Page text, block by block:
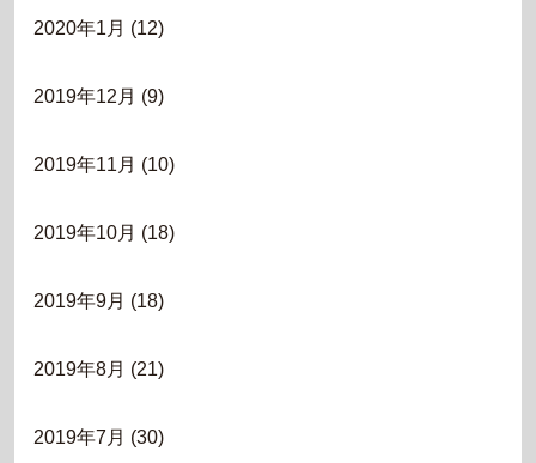
2020年1月 (12)
2019年12月 (9)
2019年11月 (10)
2019年10月 (18)
2019年9月 (18)
2019年8月 (21)
2019年7月 (30)